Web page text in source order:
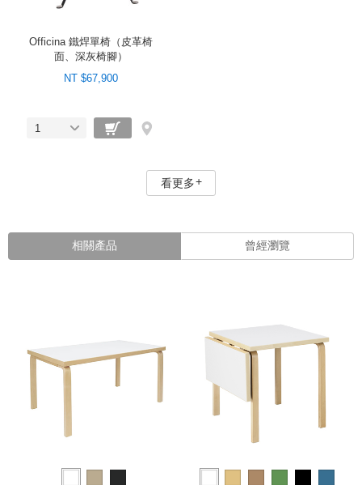
Officina 鐵焊單椅（皮革椅
面、深灰椅腳）
NT $67,900
1
看更多
相關產品 曾經瀏覽